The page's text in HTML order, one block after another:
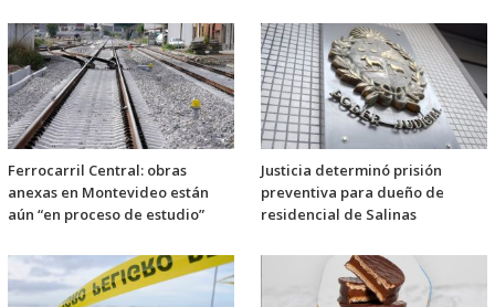
Ferrocarril Central: obras
anexas en Montevideo están
aún “en proceso de estudio”
Justicia determinó prisión
preventiva para dueño de
residencial de Salinas